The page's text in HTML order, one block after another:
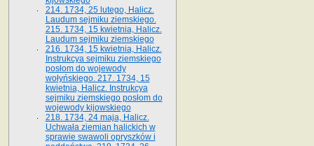
214. 1734, 25 lutego, Halicz.
Laudum sejmiku ziemskiego.
215. 1734, 15 kwietnia, Halicz.
Laudum sejmiku ziemskiego
216. 1734, 15 kwietnia, Halicz.
Instrukcya sejmiku ziemskiego
posłom do wojewody
wołyńskiego. 217. 1734, 15
kwietnia, Halicz. Instrukcya
sejmiku ziemskiego posłom do
wojewody kijowskiego
218. 1734, 24 maja, Halicz.
Uchwała ziemian halickich w
sprawie swawoli opryszków i